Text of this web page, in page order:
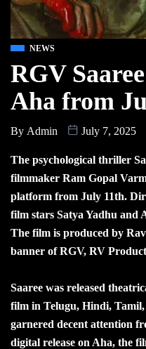
NEWS
RGV
Aha from
By Admin July 7, 2025
The psychological thriller
filmmaker Ram Gopal
platform from July 11th.
film stars Satya Yadhu and
The film is produced by
banner of RGV, RV
Saaree was released
film in Telugu, Hindi,
garnered decent attention
digital release on Aha, the